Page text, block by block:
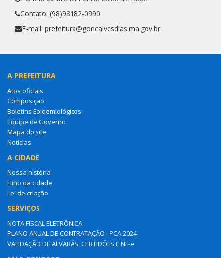
Contato: (98)98182-0990
E-mail: prefeitura@goncalvesdias.ma.gov.br
A PREFEITURA
Atos oficiais
Composição
Boletins Epidemiológicos
Equipe de Governo
Mapa do site
Notícias
A CIDADE
Nossa história
Hino da cidade
Lei de criação
SERVIÇOS
NOTA FISCAL ELETRÔNICA
PLANO ANUAL DE CONTRATAÇÃO - PCA 2024
VALIDAÇÃO DE ALVARÁS, CERTIDÕES E NF-e